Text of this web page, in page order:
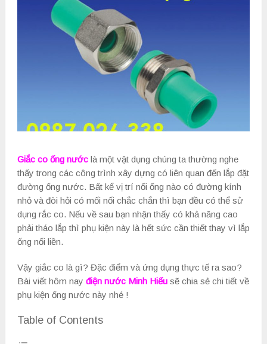
Giắc co ống nướclà một vật dụng chúng ta thường nghe
thấy trong các công trình xây dựng có liên quan đến lắp đặt
đường ống nước. Bất kể vị trí nối ống nào có đường kính
nhỏ và đòi hỏi có mối nối chắc chắn thì bạn đều có thể sử
dụng rắc co. Nếu về sau bạn nhận thấy có khả năng cao
phải tháo lắp thì phụ kiện này là hết sức cần thiết thay vì lắp
ống nối liền.
Vậy giắc co là gì? Đặc điểm và ứng dụng thực tế ra sao?
Bài viết hôm nay điện nước Minh Hiếusẽ chia sẻ chi tiết về
phụ kiện ống nước này nhé !
Table of Contents